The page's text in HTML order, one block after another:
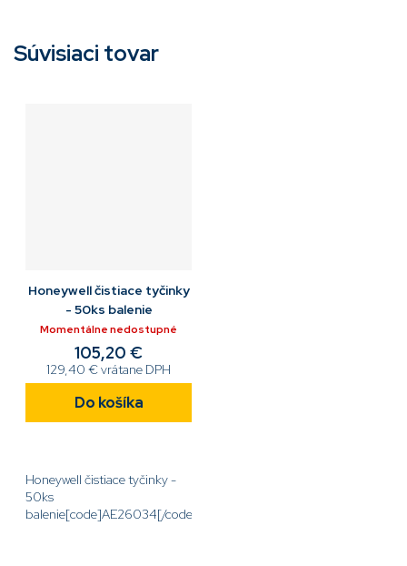
Súvisiaci tovar
Honeywell čistiace tyčinky
- 50ks balenie
Momentálne nedostupné
129,40 € vrátane DPH
105,20 €
Do košíka
Honeywell čistiace tyčinky -
50ks
balenie[code]AE26034[/code]